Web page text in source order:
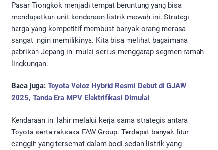
Pasar Tiongkok menjadi tempat beruntung yang bisa
mendapatkan unit kendaraan listrik mewah ini. Strategi
harga yang kompetitif membuat banyak orang merasa
sangat ingin memilikinya. Kita bisa melihat bagaimana
pabrikan Jepang ini mulai serius menggarap segmen ramah
lingkungan.
Baca juga: Toyota Veloz Hybrid Resmi Debut di GJAW
2025, Tanda Era MPV Elektrifikasi Dimulai
Kendaraan ini lahir melalui kerja sama strategis antara
Toyota serta raksasa FAW Group. Terdapat banyak fitur
canggih yang tersemat dalam bodi sedan listrik yang